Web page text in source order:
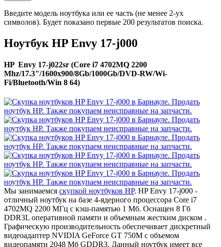
Введите модель ноутбука или ее часть (не менее 2-ух
символов). Будет показано первые 200 результатов поиска.
Ноутбук HP Envy 17-j000
HP Envy 17-j022sr (Core i7 4702MQ 2200
Mhz/17.3"/1600x900/8Gb/1000Gb/DVD-RW/Wi-
Fi/Bluetooth/Win 8 64)
Мы занимаемся скупкой ноутбуков HP. HP Envy 17-j000 -
отличный ноутбук на базе 4-ядерного процессора Core i7
4702MQ 2200 МГц с кэш-памятью 1 Мб. Оснащен 8 Гб
DDR3L оперативной памяти и объемным жестким диском .
Графическую производительность обеспечивает дискретный
видеоадаптер NVIDIA GeForce GT 750M с объемом
видеопамяти 2048 Мб GDDR3. Данный ноутбук имеет все